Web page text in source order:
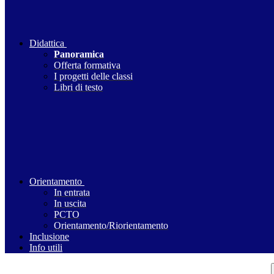
Didattica
Panoramica
Offerta formativa
I progetti delle classi
Libri di testo
Orientamento
In entrata
In uscita
PCTO
Orientamento/Riorientamento
Inclusione
Info utili